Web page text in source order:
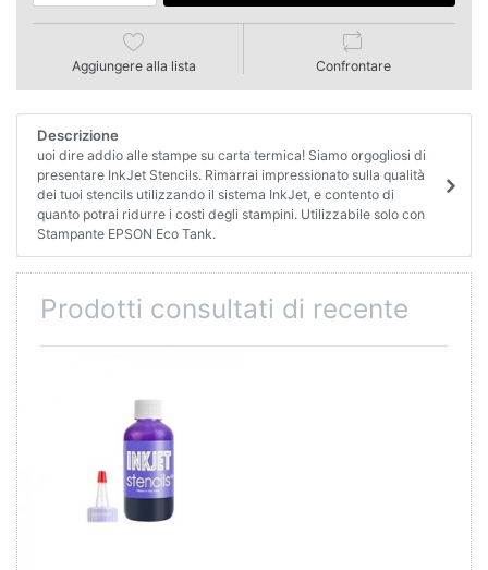
Aggiungere alla lista Confrontare
Descrizione
uoi dire addio alle stampe su carta termica! Siamo orgogliosi di
presentare InkJet Stencils. Rimarrai impressionato sulla qualità
dei tuoi stencils utilizzando il sistema InkJet, e contento di
quanto potrai ridurre i costi degli stampini. Utilizzabile solo con
Stampante EPSON Eco Tank.
Prodotti consultati di recente